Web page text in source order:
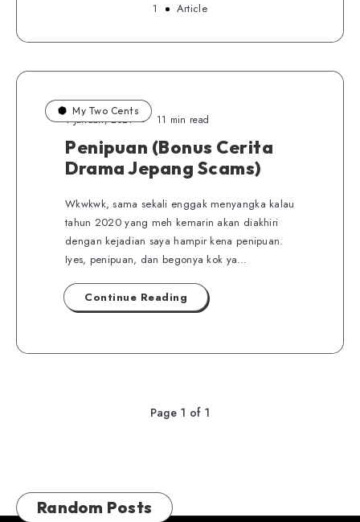
1 Article
My Two Cents
1 Januari, 2021 11 min read
Penipuan (Bonus Cerita
Drama Jepang Scams)
Wkwkwk, sama sekali enggak menyangka kalau
tahun 2020 yang meh kemarin akan diakhiri
dengan kejadian saya hampir kena penipuan.
Iyes, penipuan, dan begonya kok ya…
Continue Reading
Page 1 of 1
Random Posts